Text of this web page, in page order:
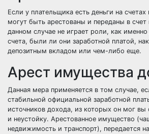
Если у плательщика есть деньги на
могут быть арестованы и переданы в счет
данном случае не играет роли, как именно
счета, были ли они заработной платой,
депозитным вкладом или чем-либо еще.
Арест имущества
Данная мера применяется в том случае,
стабильной официальной заработной
источников дохода, из которых он мог вы
и неустойку. Арестованное имущество
недвижимость и транспорт), передается